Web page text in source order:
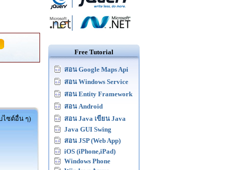
ไซต์อื่น ๆ)
Free Tutorial
สอน Google Maps Api
สอน Windows Service
สอน Entity Framework
สอน Android
สอน Java เขียน Java
Java GUI Swing
สอน JSP (Web App)
iOS (iPhone,iPad)
Windows Phone